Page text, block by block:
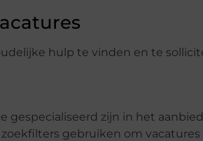
hulp te vinden en te
gespecialiseerd zijn in het
gebruiken om